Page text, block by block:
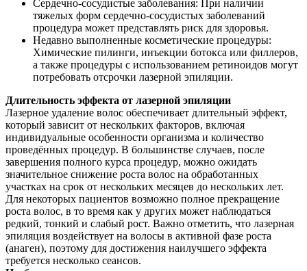
Сердечно-сосудистые заболевания: При наличии
тяжелых форм сердечно-сосудистых заболеваний
процедура может представлять риск для здоровья.
Недавно выполненные косметические процедуры:
Химические пилинги, инъекции ботокса или филлеров,
а также процедуры с использованием ретиноидов могут
потребовать отсрочки лазерной эпиляции.
Длительность эффекта от лазерной эпиляции
Лазерное удаление волос обеспечивает длительный эффект,
который зависит от нескольких факторов, включая
индивидуальные особенности организма и количество
проведённых процедур. В большинстве случаев, после
завершения полного курса процедур, можно ожидать
значительное снижение роста волос на обработанных
участках на срок от нескольких месяцев до нескольких лет.
Для некоторых пациентов возможно полное прекращение
роста волос, в то время как у других может наблюдаться
редкий, тонкий и слабый рост. Важно отметить, что лазерная
эпиляция воздействует на волосы в активной фазе роста
(анаген), поэтому для достижения наилучшего эффекта
требуется несколько сеансов.